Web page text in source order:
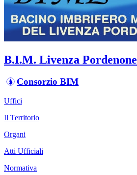
B.I.M. Livenza Pordenone
Consorzio BIM
Uffici
Il Territorio
Organi
Atti Ufficiali
Normativa